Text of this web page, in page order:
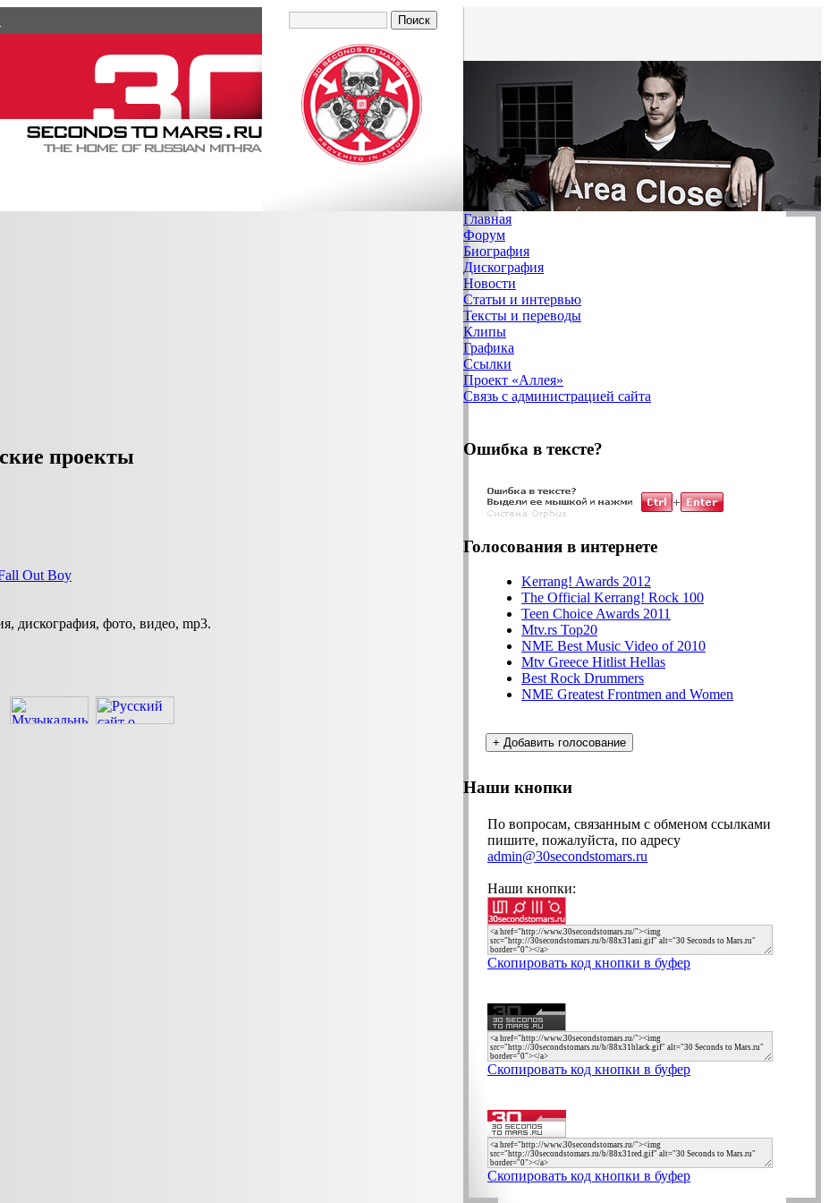
проекты
Out Boy
дискография, фото, видео, mp3.
Главная
Форум
Биография
Дискография
Новости
Статьи и интервью
Тексты и переводы
Клипы
Графика
Ссылки
Проект «Аллея»
Связь с администрацией сайта
Ошибка в тексте?
Голосования в интернете
Kerrang! Awards 2012
The Official Kerrang! Rock 100
Teen Choice Awards 2011
Mtv.rs Top20
NME Best Music Video of 2010
Mtv Greece Hitlist Hellas
Best Rock Drummers
NME Greatest Frontmen and Women
Наши кнопки
По вопросам, связанным с обменом ссылками
пишите, пожалуйста, по адресу
admin@30secondstomars.ru
Наши кнопки:
Скопировать код кнопки в буфер
Скопировать код кнопки в буфер
Скопировать код кнопки в буфер